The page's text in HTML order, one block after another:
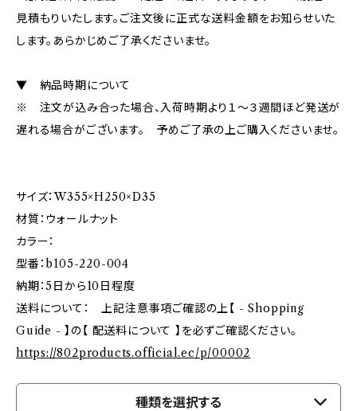
見積もりいたします。ご注文後に正式な送料金額をお知らせいた
します。あらかじめご了承くださいませ。
▼ 納品時期について
※ 注文が込み合った場合、入荷時期より１～３週間ほど発送が
遅れる場合がございます。 予めご了承の上ご購入くださいませ。
サイズ：W355×H250×D35
材質：ウォールナット
カラー：
型番：b105-220-004
納期：5日から10日程度
送料について： 上記注意事項ご確認の上【 - Shopping
Guide - 】の【 配送料について 】を必ずご確認ください。
https://802products.official.ec/p/00002
種類を選択する